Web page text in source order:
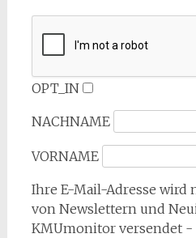
OPT_IN
NACHNAME
VORNAME
Ihre E-Mail-Adresse wird
von Newslettern und
KMUmonitor versendet -